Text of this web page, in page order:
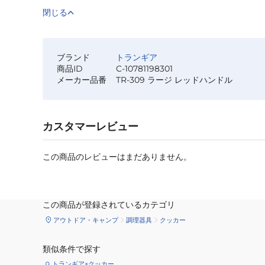
閉じる
ブランド
トランギア
商品ID
C-10781198301
メーカー品番
TR-309 ラージ レッドハンドル
カスタマーレビュー
この商品のレビューはまだありません。
この商品が登録されているカテゴリ
アウトドア・キャンプ 調理器具 クッカー
類似条件で探す